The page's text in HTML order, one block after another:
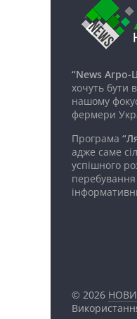
“News Агро-
хочуть бути
нашому
фермери
Програма
адже саме
успішного
© 2026